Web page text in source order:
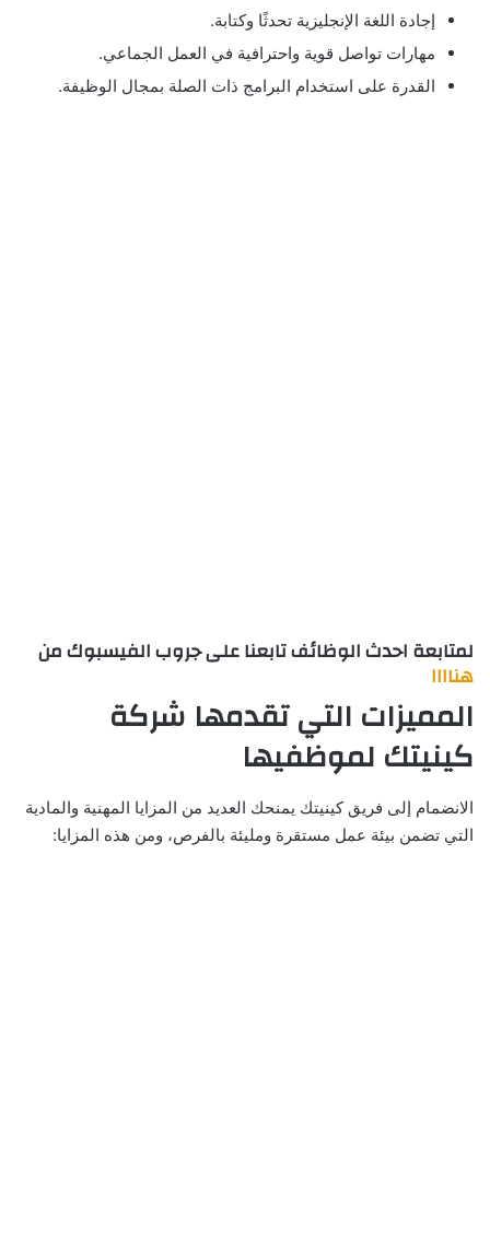
إجادة اللغة الإنجليزية تحدثًا وكتابة.
مهارات تواصل قوية واحترافية في العمل الجماعي.
القدرة على استخدام البرامج ذات الصلة بمجال الوظيفة.
لمتابعة احدث الوظائف تابعنا على جروب الفيسبوك من
هناااا
المميزات التي تقدمها شركة
كينيتك لموظفيها
الانضمام إلى فريق كينيتك يمنحك العديد من المزايا المهنية والمادية
التي تضمن بيئة عمل مستقرة ومليئة بالفرص، ومن هذه المزايا: